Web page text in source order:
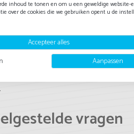
‘Cash Betaald’, waarmee hij 2e
Thoom boeken
Thoom en beleef een
en gezelligheid gegarandeerd!
kleinste café aan de haven, tot
vragen
inhoud te tonen en om u een geweldige website-
over de cookies die we gebruiken opent u de
Accepteer alles
Aanpassen